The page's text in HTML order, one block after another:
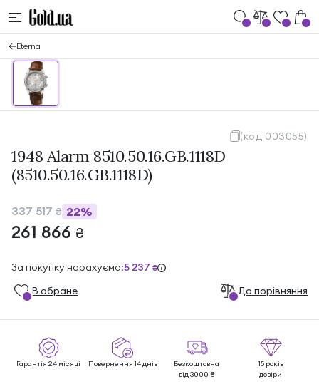
Eterna
(код 003055)
1948 Alarm 8510.50.16.GB.1118D
(8510.50.16.GB.1118D)
337 517₴ 22%
261 866 ₴
За покупку нарахуємо:5 237 ₴
В обране До порівняння
Гарантія 24 місяці Повернення 14 днів
Безкоштовна
від 3000 ₴
15 років
довіри